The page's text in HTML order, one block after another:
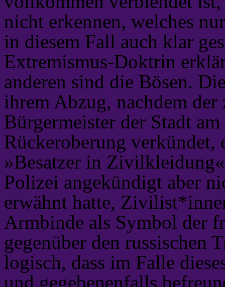
nicht erkennen, welches
in diesem Fall auch klar
Extremismus-Doktrin
anderen sind die Bösen.
ihrem Abzug, nachdem
Bürgermeister der Stadt
Rückeroberung verkündet,
»Besatzer in
Polizei angekündigt aber
erwähnt hatte,
Armbinde als Symbol der
gegenüber den russischen
logisch, dass im Falle
und gegebenenfalls